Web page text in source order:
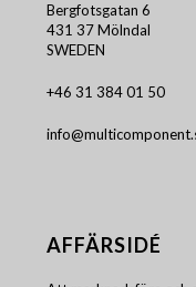
Bergfotsgatan 6
431 37 Mölndal
SWEDEN
+46 31 384 01 50
AFFÄRSIDÉ